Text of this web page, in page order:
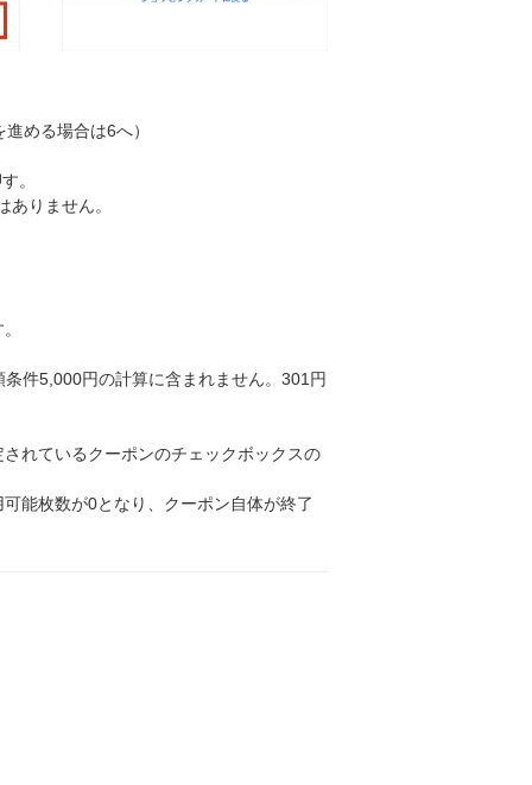
める場合は6へ）
。
りません。
件5,000円の計算に含まれません。301円
れているクーポンのチェックボックスの
能枚数が0となり、クーポン自体が終了